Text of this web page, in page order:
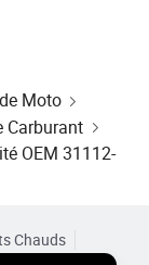
Moto
Carburant
OEM 31112-
Chauds